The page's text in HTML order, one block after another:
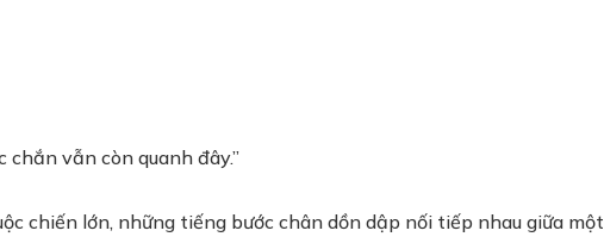
vẫn còn quanh đây.”
chiến lớn, những tiếng bước chân dồn dập nối tiếp nhau giữa